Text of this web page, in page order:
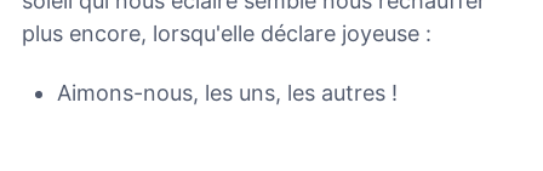
plus encore, lorsqu'elle déclare joyeuse :
Aimons-nous, les uns, les autres !